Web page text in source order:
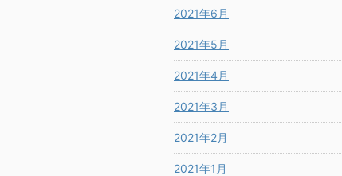
2021年6月
2021年5月
2021年4月
2021年3月
2021年2月
2021年1月